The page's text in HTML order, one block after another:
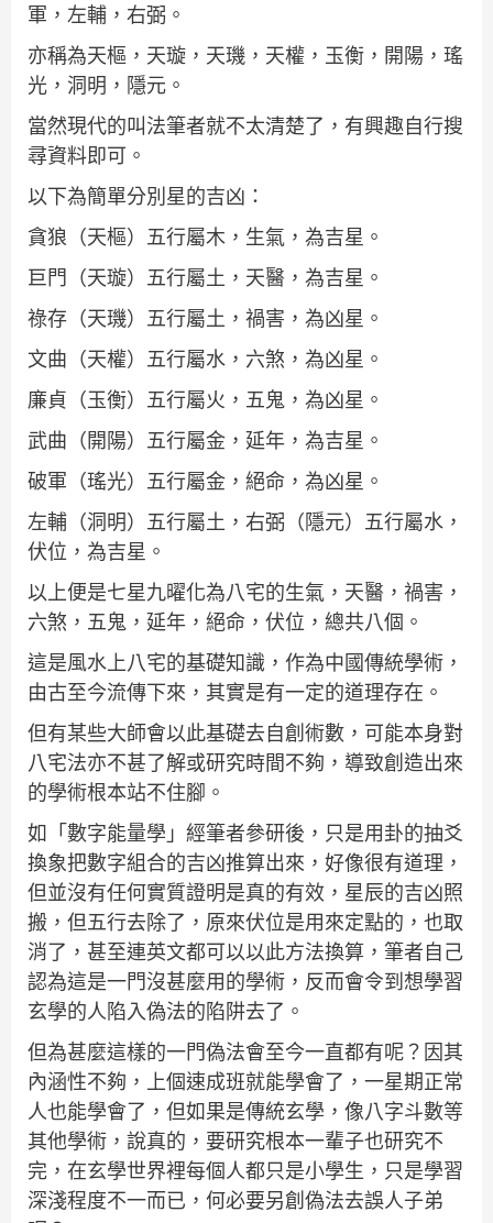
軍，左輔，右弼。
亦稱為天樞，天璇，天璣，天權，玉衡，開陽，瑤
光，洞明，隱元。
當然現代的叫法筆者就不太清楚了，有興趣自行搜
尋資料即可。
以下為簡單分別星的吉凶：
貪狼（天樞）五行屬木，生氣，為吉星。
巨門（天璇）五行屬土，天醫，為吉星。
祿存（天璣）五行屬土，禍害，為凶星。
文曲（天權）五行屬水，六煞，為凶星。
廉貞（玉衡）五行屬火，五鬼，為凶星。
武曲（開陽）五行屬金，延年，為吉星。
破軍（瑤光）五行屬金，絕命，為凶星。
左輔（洞明）五行屬土，右弼（隱元）五行屬水，
伏位，為吉星。
以上便是七星九曜化為八宅的生氣，天醫，禍害，
六煞，五鬼，延年，絕命，伏位，總共八個。
這是風水上八宅的基礎知識，作為中國傳統學術，
由古至今流傳下來，其實是有一定的道理存在。
但有某些大師會以此基礎去自創術數，可能本身對
八宅法亦不甚了解或研究時間不夠，導致創造出來
的學術根本站不住腳。
如「數字能量學」經筆者參研後，只是用卦的抽爻
換象把數字組合的吉凶推算出來，好像很有道理，
但並沒有任何實質證明是真的有效，星辰的吉凶照
搬，但五行去除了，原來伏位是用來定點的，也取
消了，甚至連英文都可以以此方法換算，筆者自己
認為這是一門沒甚麼用的學術，反而會令到想學習
玄學的人陷入偽法的陷阱去了。
但為甚麼這樣的一門偽法會至今一直都有呢？因其
內涵性不夠，上個速成班就能學會了，一星期正常
人也能學會了，但如果是傳統玄學，像八字斗數等
其他學術，說真的，要研究根本一輩子也研究不
完，在玄學世界裡每個人都只是小學生，只是學習
深淺程度不一而已，何必要另創偽法去誤人子弟